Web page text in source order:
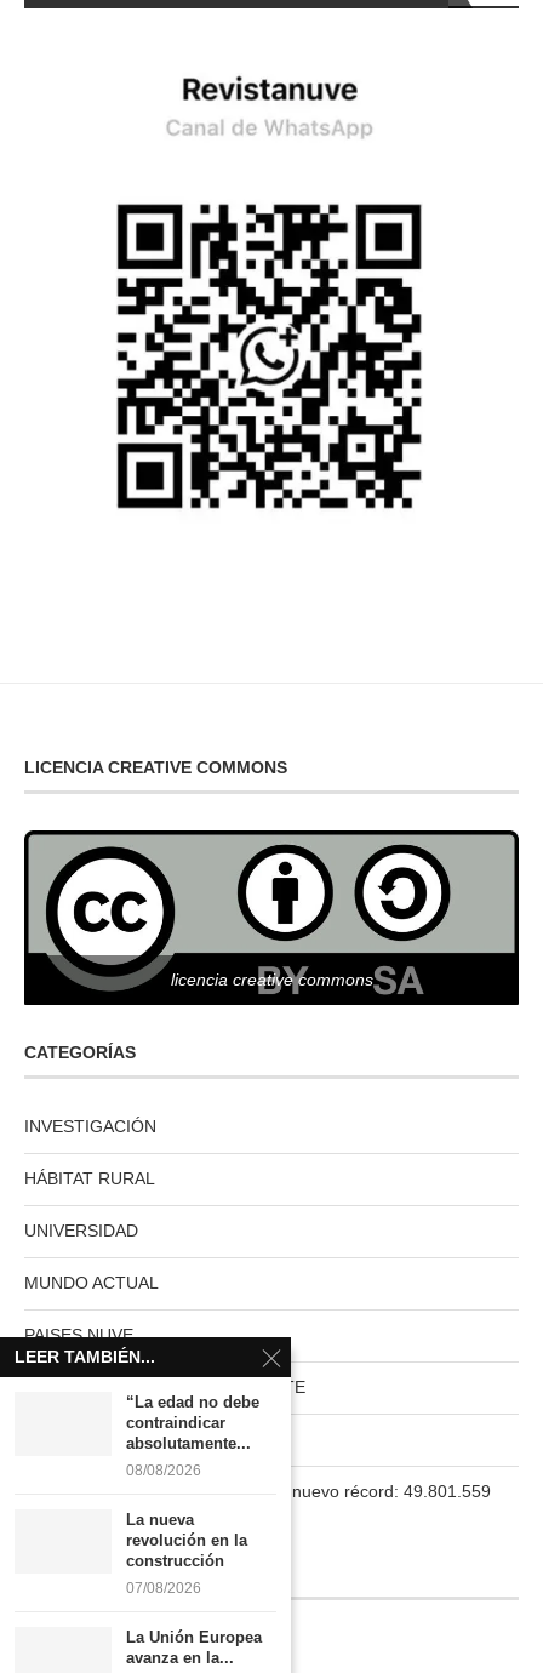
LICENCIA CREATIVE COMMONS
licencia creative commons
CATEGORÍAS
INVESTIGACIÓN
HÁBITAT RURAL
UNIVERSIDAD
MUNDO ACTUAL
PAISES NUVE
HABITAT RURAL AUTOSUFICIENTE
La población en España marca un nuevo récord: 49.801.559
Quiénes somos
LEER TAMBIÉN...
“La edad no debe
contraindicar
absolutamente...
08/08/2026
La nueva
revolución en la
construcción
07/08/2026
La Unión Europea
avanza en la...